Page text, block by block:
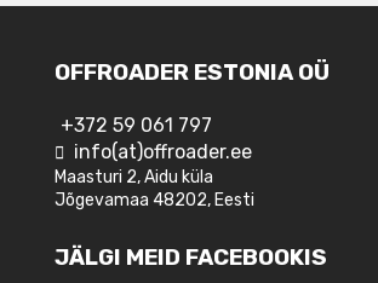
OFFROADER ESTONIA OÜ
+372 59 061 797
info(at)offroader.ee
Maasturi 2, Aidu küla
Jõgevamaa 48202, Eesti
JÄLGI MEID FACEBOOKIS